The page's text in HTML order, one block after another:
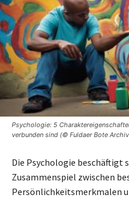
Psychologie: 5
verbunden sind (© Fuldaer Bote
Die Psychologie beschäftigt
Zusammenspiel zwischen
Persönlichkeitsmerkmalen